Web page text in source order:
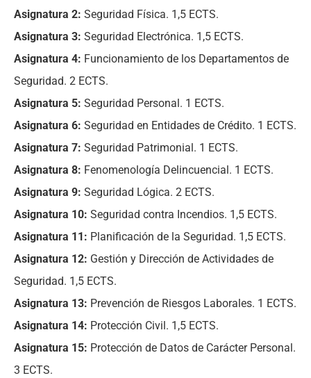
Asignatura 2: Seguridad Física. 1,5 ECTS.
Asignatura 3: Seguridad Electrónica. 1,5 ECTS.
Asignatura 4: Funcionamiento de los Departamentos de
Seguridad. 2 ECTS.
Asignatura 5: Seguridad Personal. 1 ECTS.
Asignatura 6: Seguridad en Entidades de Crédito. 1 ECTS.
Asignatura 7: Seguridad Patrimonial. 1 ECTS.
Asignatura 8: Fenomenología Delincuencial. 1 ECTS.
Asignatura 9: Seguridad Lógica. 2 ECTS.
Asignatura 10: Seguridad contra Incendios. 1,5 ECTS.
Asignatura 11: Planificación de la Seguridad. 1,5 ECTS.
Asignatura 12: Gestión y Dirección de Actividades de
Seguridad. 1,5 ECTS.
Asignatura 13: Prevención de Riesgos Laborales. 1 ECTS.
Asignatura 14: Protección Civil. 1,5 ECTS.
Asignatura 15: Protección de Datos de Carácter Personal.
3 ECTS.